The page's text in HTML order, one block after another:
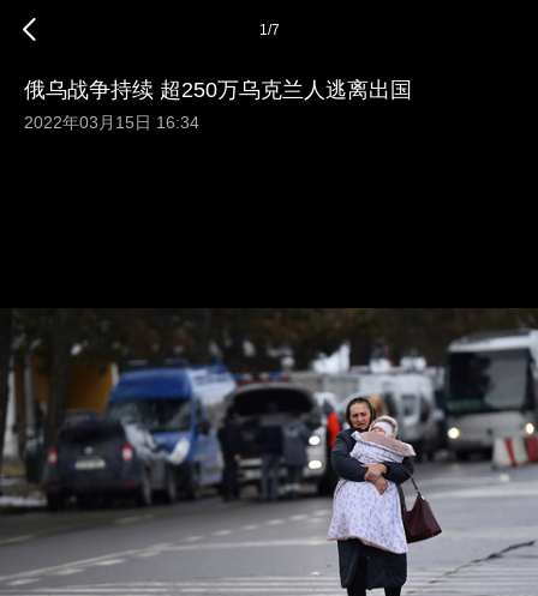
1/7
俄乌战争持续 超250万乌克兰人逃离出国
2022年03月15日 16:34